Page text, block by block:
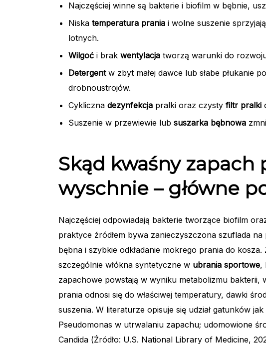
Najczęściej winne są bakterie i biofilm w bębnie,
Niska temperatura prania i wolne suszenie
lotnych.
Wilgoć i brak wentylacja tworzą warunki do
Detergentw zbyt małej dawce lub słabe płukanie
drobnoustrojów.
Cykliczna dezynfekcja pralki oraz czysty filtr pralki
Suszenie w przewiewie lub suszarka bębnowa
Skąd kwaśny zapach
wyschnie – główne
Najczęściej odpowiadają bakterie tworzące biofilm
praktyce źródłem bywa zanieczyszczona szuflada
bębna i szybkie odkładanie mokrego prania do kosza.
szczególnie włókna syntetyczne w ubrania sportowe,
zapachowe powstają w wyniku metabolizmu bakterii,
prania odnosi się do właściwej temperatury, dawki
suszenia. W literaturze opisuje się udział gatunków
Pseudomonas w utrwalaniu zapachu; udomowione
Candida (Źródło: U.S. National Library of Medicine,